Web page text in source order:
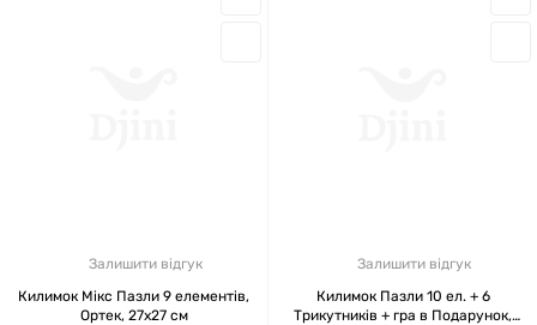
Залишити відгук
Килимок Мікс Пазли 9 елементів,
Ортек, 27x27 см
Залишити відгук
Килимок Пазли 10 ел. + 6
Трикутників + гра в Подарунок,